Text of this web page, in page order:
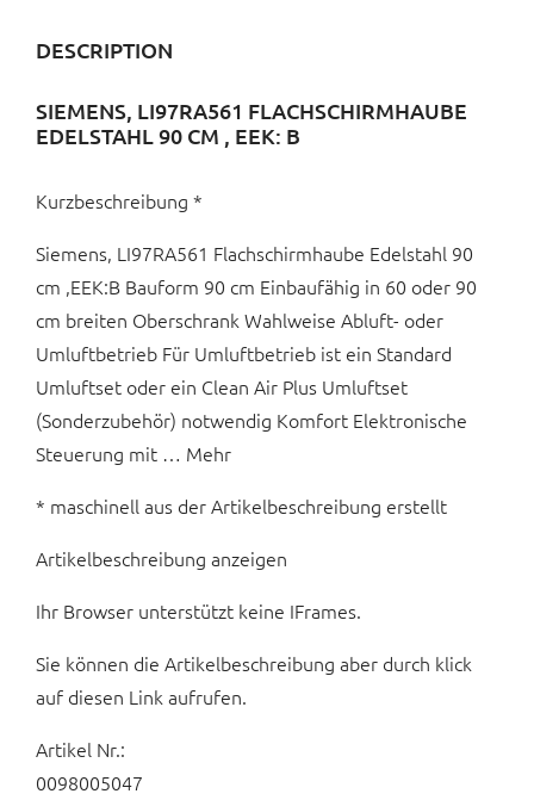
DESCRIPTION
SIEMENS, LI97RA561 FLACHSCHIRMHAUBE
EDELSTAHL 90 CM , EEK: B
Kurzbeschreibung *
Siemens, LI97RA561 Flachschirmhaube Edelstahl 90
cm ,EEK:B Bauform 90 cm Einbaufähig in 60 oder 90
cm breiten Oberschrank Wahlweise Abluft- oder
Umluftbetrieb Für Umluftbetrieb ist ein Standard
Umluftset oder ein Clean Air Plus Umluftset
(Sonderzubehör) notwendig Komfort Elektronische
Steuerung mit … Mehr
* maschinell aus der Artikelbeschreibung erstellt
Artikelbeschreibung anzeigen
Ihr Browser unterstützt keine IFrames.
Sie können die Artikelbeschreibung aber durch klick
auf diesen Link aufrufen.
Artikel Nr.:
0098005047